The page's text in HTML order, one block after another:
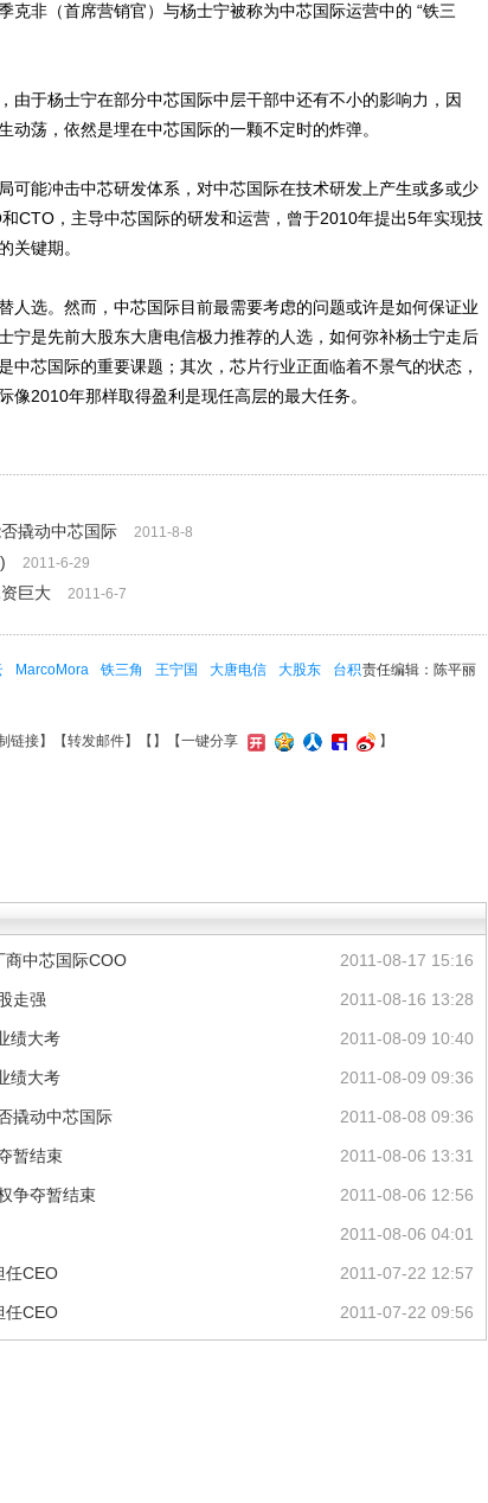
非（首席营销官）与杨士宁被称为中芯国际运营中的 “铁三
于杨士宁在部分中芯国际中层干部中还有不小的影响力，因
动荡，依然是埋在中芯国际的一颗不定时的炸弹。
能冲击中芯研发体系，对中芯国际在技术研发上产生或多或少
CTO，主导中芯国际的研发和运营，曾于2010年提出5年实现技
关键期。
选。然而，中芯国际目前最需要考虑的问题或许是如何保证业
宁是先前大股东大唐电信极力推荐的人选，如何弥补杨士宁走后
中芯国际的重要课题；其次，芯片行业正面临着不景气的状态，
像2010年那样取得盈利是现任高层的最大任务。
撬动中芯国际
2011-8-8
2011-6-29
巨大 2011-6-7
责任编辑：陈平丽
MarcoMora 铁三角 王宁国 大唐电信 大股东
台积
链接】【转发邮件】【 】 【一键分享 】
2011-08-17 15:16
商中芯国际COO
2011-08-16 13:28
走强
2011-08-09 10:40
绩大考
2011-08-09 09:36
绩大考
2011-08-08 09:36
撬动中芯国际
2011-08-06 13:31
暂结束
2011-08-06 12:56
争夺暂结束
2011-08-06 04:01
2011-07-22 12:57
任CEO
2011-07-22 09:56
任CEO